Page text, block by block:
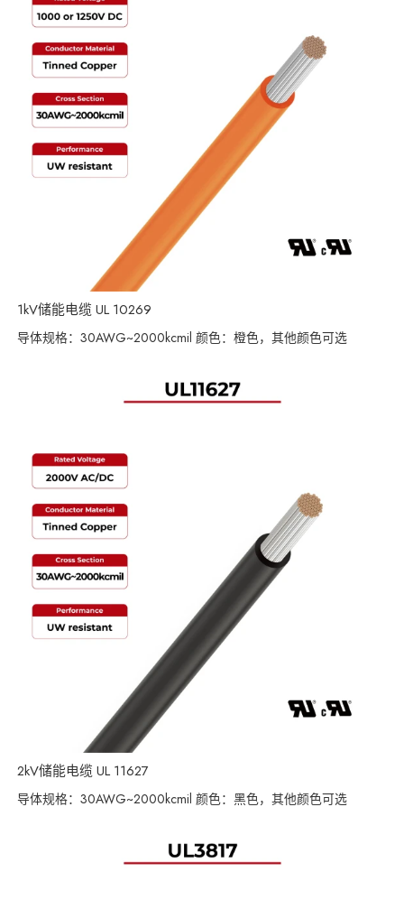
1kV储能电缆 UL 10269
导体规格：30AWG~2000kcmil 颜色：橙色，其他颜色可选
2kV储能电缆 UL 11627
导体规格：30AWG~2000kcmil 颜色：黑色，其他颜色可选